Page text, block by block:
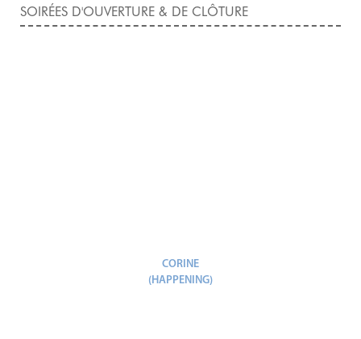
SOIRÉES D'OUVERTURE & DE CLÔTURE
CORINE
(HAPPENING)